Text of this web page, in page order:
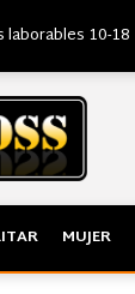
laborables 10-18
MUJER